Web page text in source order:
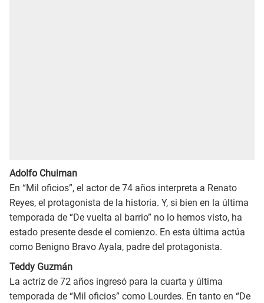
Adolfo Chuiman
En “Mil oficios”, el actor de 74 años interpreta a Renato
Reyes, el protagonista de la historia. Y, si bien en la última
temporada de “De vuelta al barrio” no lo hemos visto, ha
estado presente desde el comienzo. En esta última actúa
como Benigno Bravo Ayala, padre del protagonista.
Teddy Guzmán
La actriz de 72 años ingresó para la cuarta y última
temporada de “Mil oficios” como Lourdes. En tanto en “De